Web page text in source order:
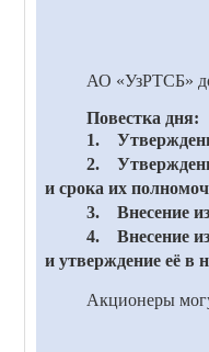
АО «УзРТСБ»
Повестка дня:
1.
2.
и срока их
3. Внесение
4. Внесение
и утверждение её в
Акционеры